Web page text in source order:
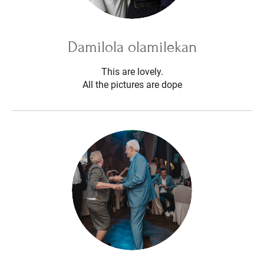
Damilola olamilekan
This are lovely.
All the pictures are dope